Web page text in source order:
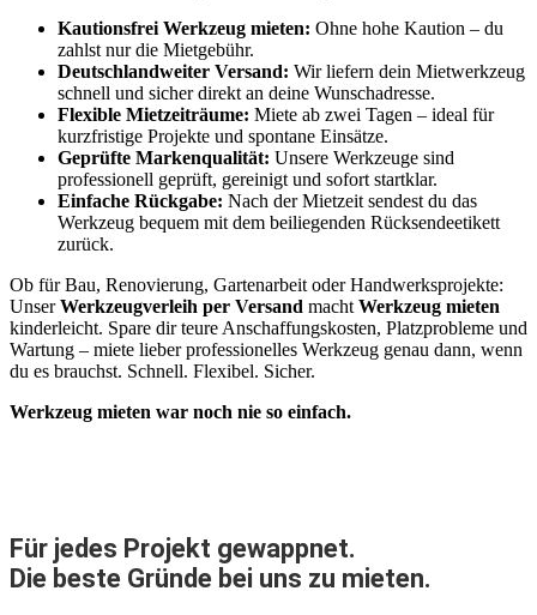
Kautionsfrei Werkzeug mieten: Ohne hohe Kaution – du
zahlst nur die Mietgebühr.
Deutschlandweiter Versand: Wir liefern dein Mietwerkzeug
schnell und sicher direkt an deine Wunschadresse.
Flexible Mietzeiträume: Miete ab zwei Tagen – ideal für
kurzfristige Projekte und spontane Einsätze.
Geprüfte Markenqualität: Unsere Werkzeuge sind
professionell geprüft, gereinigt und sofort startklar.
Einfache Rückgabe: Nach der Mietzeit sendest du das
Werkzeug bequem mit dem beiliegenden Rücksendeetikett
zurück.
Ob für Bau, Renovierung, Gartenarbeit oder Handwerksprojekte:
UnserWerkzeugverleih per Versand macht Werkzeug mieten
kinderleicht. Spare dir teure Anschaffungskosten, Platzprobleme und
Wartung – miete lieber professionelles Werkzeug genau dann, wenn
du es brauchst. Schnell. Flexibel. Sicher.
Werkzeug mieten war noch nie so einfach.
Für jedes Projekt gewappnet.
Die beste Gründe bei uns zu mieten.